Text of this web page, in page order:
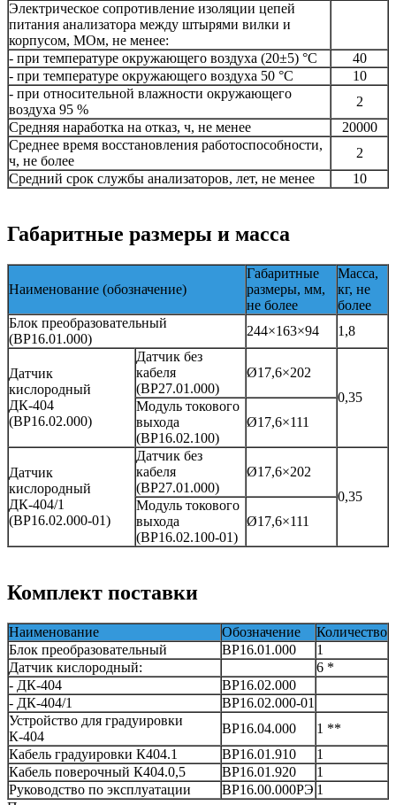
Электрическое сопротивление изоляции цепей
питания анализатора между штырями вилки и
корпусом, МОм, не менее:
- при температуре окружающего воздуха (20±5) °C
40
- при температуре окружающего воздуха 50 °C
10
- при относительной влажности окружающего
воздуха 95 %
2
Средняя наработка на отказ, ч, не менее
20000
Среднее время восстановления работоспособности,
ч, не более
2
Средний срок службы анализаторов, лет, не менее
10
Габаритные размеры и масса
Наименование (обозначение)
Габаритные
размеры, мм,
не более
Масса,
кг, не
более
Блок преобразовательный
(ВР16.01.000)
244×163×94 1,8
Датчик
кислородный
ДК-404
(ВР16.02.000)
Датчик без
кабеля
(ВР27.01.000)
Ø17,6×202
0,35
Модуль токового
выхода
(ВР16.02.100)
Ø17,6×111
Датчик
кислородный
ДК-404/1
(ВР16.02.000-01)
Датчик без
кабеля
(ВР27.01.000)
Ø17,6×202
0,35
Модуль токового
выхода
(ВР16.02.100-01)
Ø17,6×111
Комплект поставки
Наименование Обозначение
Количество
Блок преобразовательный
ВР16.01.000
1
Датчик кислородный:
6 *
- ДК-404
ВР16.02.000
- ДК-404/1
ВР16.02.000-01
Устройство для градуировки
К-404
ВР16.04.000
1 **
Кабель градуировки К404.1
ВР16.01.910
1
Кабель поверочный К404.0,5
ВР16.01.920
1
Руководство по эксплуатации
ВР16.00.000РЭ 1